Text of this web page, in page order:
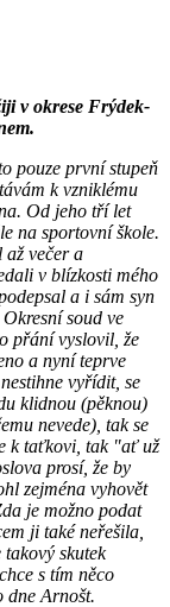
v okrese Frýdek-
pouze první stupeň
k vzniklému
Od jeho tří let
na sportovní škole.
až večer a
v blízkosti mého
a i sám syn
soud ve
přání vyslovil, že
a nyní teprve
vyřídit, se
klidnou (pěknou)
nevede), tak se
k taťkovi, tak "ať už
prosí, že by
zejména vyhovět
je možno podat
ji také neřešila,
skutek
s tím něco
dne Arnošt.